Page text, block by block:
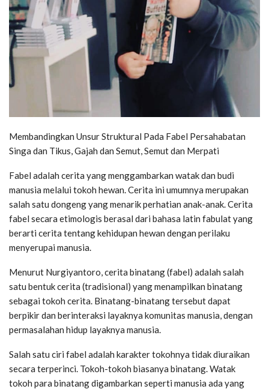
Membandingkan Unsur Struktural Pada Fabel Persahabatan
Singa dan Tikus, Gajah dan Semut, Semut dan Merpati
Fabel adalah cerita yang menggambarkan watak dan budi
manusia melalui tokoh hewan. Cerita ini umumnya merupakan
salah satu dongeng yang menarik perhatian anak-anak. Cerita
fabel secara etimologis berasal dari bahasa latin fabulat yang
berarti cerita tentang kehidupan hewan dengan perilaku
menyerupai manusia.
Menurut Nurgiyantoro, cerita binatang (fabel) adalah salah
satu bentuk cerita (tradisional) yang menampilkan binatang
sebagai tokoh cerita. Binatang-binatang tersebut dapat
berpikir dan berinteraksi layaknya komunitas manusia, dengan
permasalahan hidup layaknya manusia.
Salah satu ciri fabel adalah karakter tokohnya tidak diuraikan
secara terperinci. Tokoh-tokoh biasanya binatang. Watak
tokoh para binatang digambarkan seperti manusia ada yang